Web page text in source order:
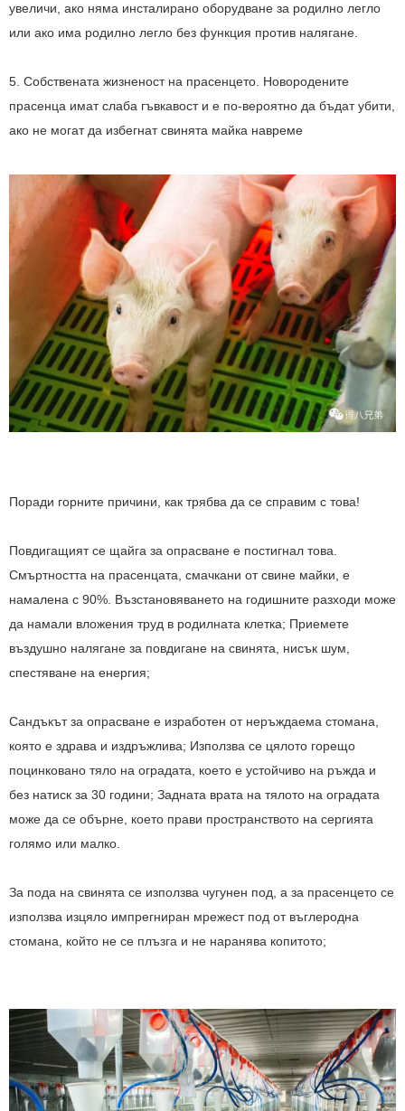
увеличи, ако няма инсталирано оборудване за родилно легло
или ако има родилно легло без функция против налягане.
5. Собствената жизненост на прасенцето. Новородените
прасенца имат слаба гъвкавост и е по-вероятно да бъдат убити,
ако не могат да избегнат свинята майка навреме
Поради горните причини, как трябва да се справим с това!
Повдигащият се щайга за опрасване е постигнал това.
Смъртността на прасенцата, смачкани от свине майки, е
намалена с 90%. Възстановяването на годишните разходи може
да намали вложения труд в родилната клетка; Приемете
въздушно налягане за повдигане на свинята, нисък шум,
спестяване на енергия;
Сандъкът за опрасване е изработен от неръждаема стомана,
която е здрава и издръжлива; Използва се цялото горещо
поцинковано тяло на оградата, което е устойчиво на ръжда и
без натиск за 30 години; Задната врата на тялото на оградата
може да се обърне, което прави пространството на сергията
голямо или малко.
За пода на свинята се използва чугунен под, а за прасенцето се
използва изцяло импрегниран мрежест под от въглеродна
стомана, който не се плъзга и не наранява копитото;